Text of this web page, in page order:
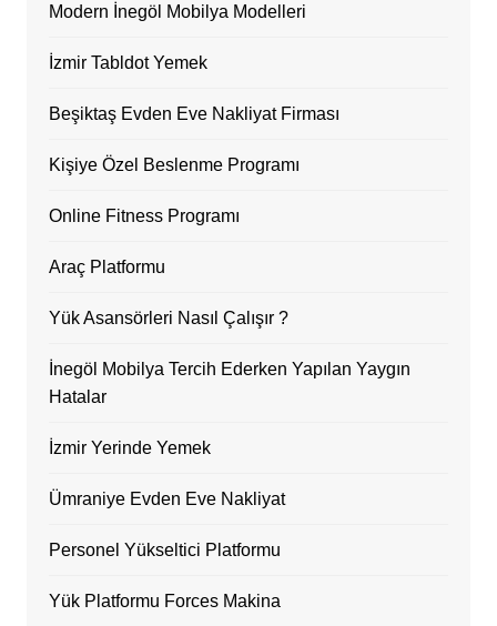
Modern İnegöl Mobilya Modelleri
İzmir Tabldot Yemek
Beşiktaş Evden Eve Nakliyat Firması
Kişiye Özel Beslenme Programı
Online Fitness Programı
Araç Platformu
Yük Asansörleri Nasıl Çalışır ?
İnegöl Mobilya Tercih Ederken Yapılan Yaygın
Hatalar
İzmir Yerinde Yemek
Ümraniye Evden Eve Nakliyat
Personel Yükseltici Platformu
Yük Platformu Forces Makina